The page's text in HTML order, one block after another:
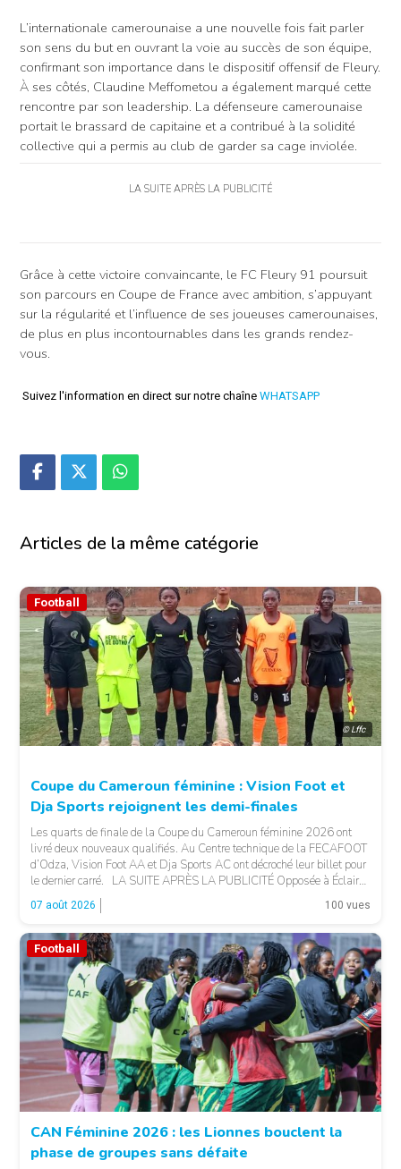
L’internationale camerounaise a une nouvelle fois fait parler
son sens du but en ouvrant la voie au succès de son équipe,
confirmant son importance dans le dispositif offensif de Fleury.
À ses côtés, Claudine Meffometou a également marqué cette
rencontre par son leadership. La défenseure camerounaise
portait le brassard de capitaine et a contribué à la solidité
collective qui a permis au club de garder sa cage inviolée.
LA SUITE APRÈS LA PUBLICITÉ
Grâce à cette victoire convaincante, le FC Fleury 91 poursuit
son parcours en Coupe de France avec ambition, s’appuyant
sur la régularité et l’influence de ses joueuses camerounaises,
de plus en plus incontournables dans les grands rendez-
vous.
Suivez l'information en direct sur notre chaîne WHATSAPP
Articles de la même catégorie
© Lffc
Football
Coupe du Cameroun féminine : Vision Foot et
Dja Sports rejoignent les demi-finales
Les quarts de finale de la Coupe du Cameroun féminine 2026 ont
livré deux nouveaux qualifiés. Au Centre technique de la FECAFOOT
d’Odza, Vision Foot AA et Dja Sports AC ont décroché leur billet pour
le dernier carré. LA SUITE APRÈS LA PUBLICITÉ Opposée à Éclair
FF, Vision Foot a dû patienter jusqu’à la […]
07 août 2026 100 vues
Football
CAN Féminine 2026 : les Lionnes bouclent la
phase de groupes sans défaite